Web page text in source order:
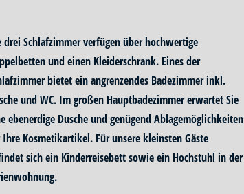
drei Schlafzimmer verfügen über hochwertige
und einen Kleiderschrank. Eines der
bietet ein angrenzendes Badezimmer inkl.
und WC. Im großen Hauptbadezimmer erwartet Sie
ebenerdige Dusche und genügend Ablagemöglichkeiten
Kosmetikartikel. Für unsere kleinsten Gäste
sich ein Kinderreisebett sowie ein Hochstuhl in der